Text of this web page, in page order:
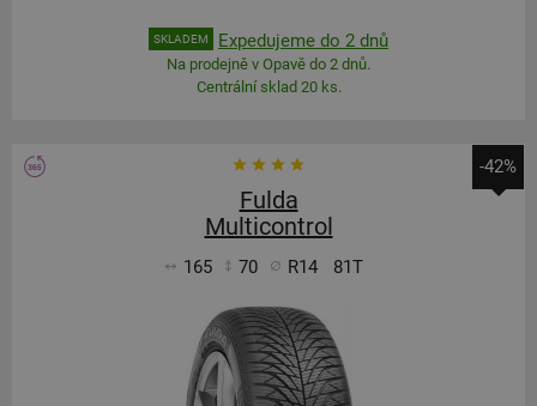
SKLADEM Expedujeme do 2 dnů
Na prodejně v Opavě do 2 dnů.
Centrální sklad 20 ks.
-42%
Fulda
Multicontrol
165 70 R14 81T